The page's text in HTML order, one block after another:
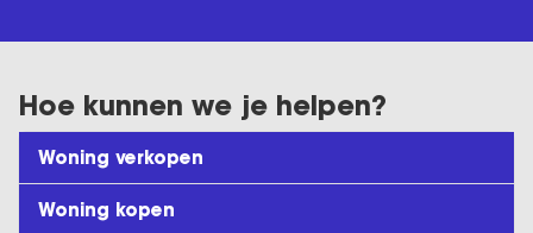
Hoe kunnen we je helpen?
Woning verkopen
Woning kopen